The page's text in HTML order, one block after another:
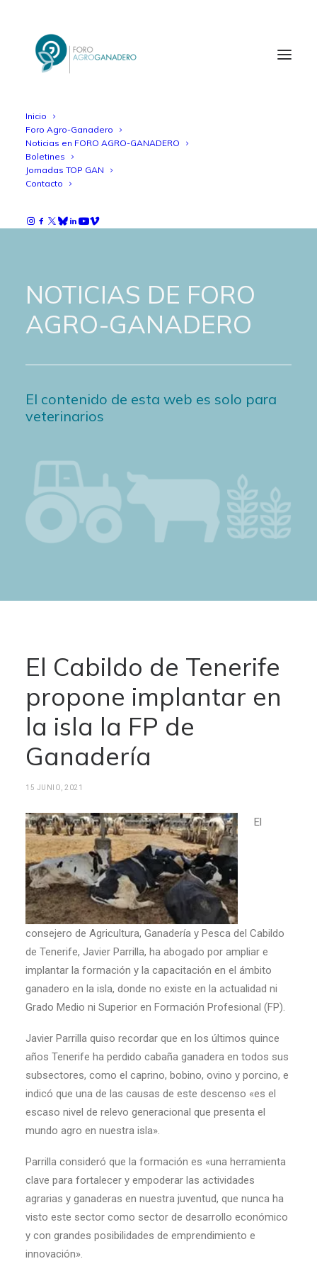
Inicio
Foro Agro-Ganadero
Noticias en FORO AGRO-GANADERO
Boletines
Jornadas TOP GAN
Contacto
NOTICIAS DE FORO
AGRO-GANADERO
El contenido de esta web es solo para
veterinarios
El Cabildo de Tenerife
propone implantar en
la isla la FP de
Ganadería
15 JUNIO, 2021
El
consejero de Agricultura, Ganadería y Pesca del Cabildo
de Tenerife, Javier Parrilla, ha abogado por ampliar e
implantar la formación y la capacitación en el ámbito
ganadero en la isla, donde no existe en la actualidad ni
Grado Medio ni Superior en Formación Profesional (FP).
Javier Parrilla quiso recordar que en los últimos quince
años Tenerife ha perdido cabaña ganadera en todos sus
subsectores, como el caprino, bobino, ovino y porcino, e
indicó que una de las causas de este descenso «es el
escaso nivel de relevo generacional que presenta el
mundo agro en nuestra isla».
Parrilla consideró que la formación es «una herramienta
clave para fortalecer y empoderar las actividades
agrarias y ganaderas en nuestra juventud, que nunca ha
visto este sector como sector de desarrollo económico
y con grandes posibilidades de emprendimiento e
innovación».